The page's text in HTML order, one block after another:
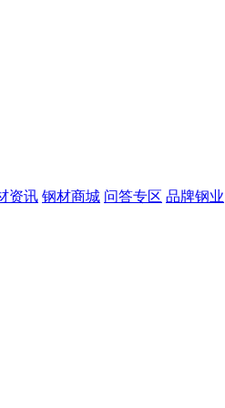
资讯 钢材商城 问答专区 品牌钢业